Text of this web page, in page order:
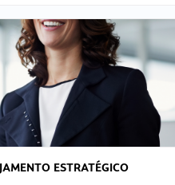
ESTRATÉGICO